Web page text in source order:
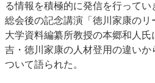
る情報を積極的に発信を行ってい
総会後の記念講演「徳川家康の
大学資料編纂所教授の本郷和人
吉・徳川家康の人材登用の違い
ついて語られた。